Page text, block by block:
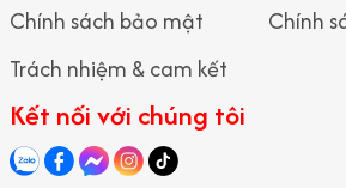
trái phép, gây rối hoặc có nguy cơ mất an
Góp phần duy trì kỷ luật và hình ảnh
Một cổng nhà máy được bảo vệ bài bản
chuyên nghiệp, kỷ luật và nghiêm túc
Chính sách bảo mật
Chính
Trách nhiệm & cam kết
Kết nối với chúng tôi